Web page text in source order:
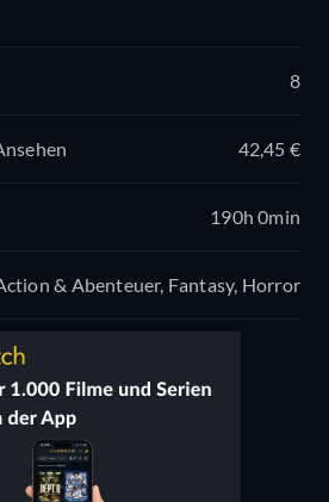
8
42,45 €
190h 0min
& Abenteuer, Fantasy, Horror